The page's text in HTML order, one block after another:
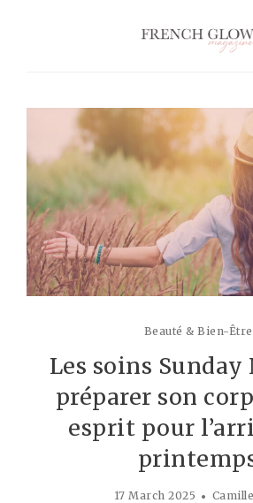
Beauté & Bien-Être
Les soins Sunday
préparer son
esprit pour
17 March 2025